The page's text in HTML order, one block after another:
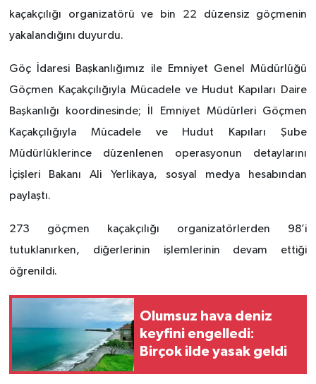
kaçakçılığı organizatörü ve bin 22 düzensiz göçmenin
yakalandığını duyurdu.
Göç İdaresi Başkanlığımız ile Emniyet Genel Müdürlüğü
Göçmen Kaçakçılığıyla Mücadele ve Hudut Kapıları Daire
Başkanlığı koordinesinde; İl Emniyet Müdürleri Göçmen
Kaçakçılığıyla Mücadele ve Hudut Kapıları Şube
Müdürlüklerince düzenlenen operasyonun detaylarını
İçişleri Bakanı Ali Yerlikaya, sosyal medya hesabından
paylaştı.
273 göçmen kaçakçılığı organizatörlerden 98’i
tutuklanırken, diğerlerinin işlemlerinin devam ettiği
öğrenildi.
Olumsuz hava deniz
keyfini engelledi:
Birçok ilde yasak geldi